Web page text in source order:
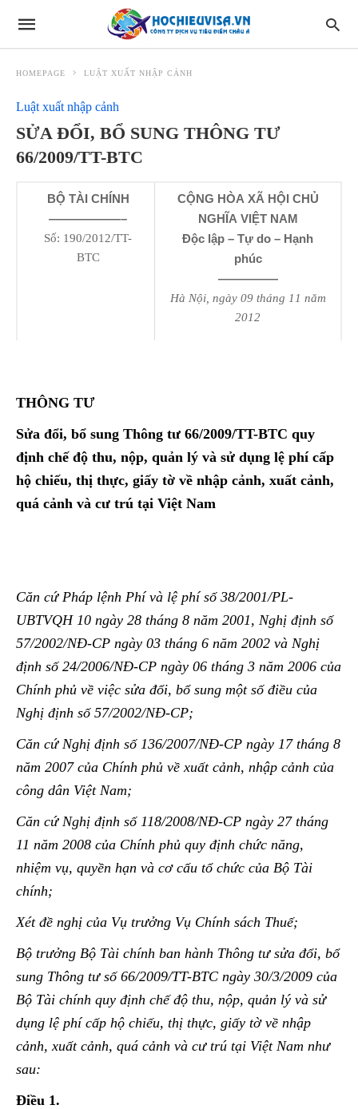
HOMEPAGE LUẬT XUẤT NHẬP CẢNH
Luật xuất nhập cảnh
SỬA ĐỔI, BỔ SUNG THÔNG TƯ
66/2009/TT-BTC
BỘ TÀI CHÍNH
——————–
Số: 190/2012/TT-
BTC
CỘNG HÒA XÃ HỘI CHỦ
NGHĨA VIỆT NAM
Độc lập – Tự do – Hạnh
phúc
—————
Hà Nội, ngày 09 tháng 11 năm
2012
THÔNG TƯ
Sửa đổi, bổ sung Thông tư 66/2009/TT-BTC quy
định chế độ thu, nộp, quản lý và sử dụng lệ phí cấp
hộ chiếu, thị thực, giấy tờ về nhập cảnh, xuất cảnh,
quá cảnh và cư trú tại Việt Nam
Căn cứ Pháp lệnh Phí và lệ phí số 38/2001/PL-
UBTVQH 10 ngày 28 tháng 8 năm 2001, Nghị định số
57/2002/NĐ-CP ngày 03 tháng 6 năm 2002 và Nghị
định số 24/2006/NĐ-CP ngày 06 tháng 3 năm 2006 của
Chính phủ về việc sửa đổi, bổ sung một số điều của
Nghị định số 57/2002/NĐ-CP;
Căn cứ Nghị định số 136/2007/NĐ-CP ngày 17 tháng 8
năm 2007 của Chính phủ về xuất cảnh, nhập cảnh của
công dân Việt Nam;
Căn cứ Nghị định số 118/2008/NĐ-CP ngày 27 tháng
11 năm 2008 của Chính phủ quy định chức năng,
nhiệm vụ, quyền hạn và cơ cấu tổ chức của Bộ Tài
chính;
Xét đề nghị của Vụ trưởng Vụ Chính sách Thuế;
Bộ trưởng Bộ Tài chính ban hành Thông tư sửa đổi, bổ
sung Thông tư số 66/2009/TT-BTC ngày 30/3/2009 của
Bộ Tài chính quy định chế độ thu, nộp, quản lý và sử
dụng lệ phí cấp hộ chiếu, thị thực, giấy tờ về nhập
cảnh, xuất cảnh, quá cảnh và cư trú tại Việt Nam như
sau:
Điều 1.